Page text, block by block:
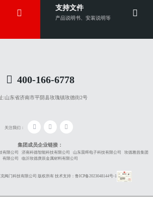
支持文件
产品说明书、安装说明等
400-166-6778
:山东省济南市平阴县玫瑰镇玫德街2号
关注我们：
集团成员企业链接：
有限公司 济南科德智能科技有限公司 山东晨晖电子科技有限公司
玫德雅昌集团
有限公司
临沂玫德庚辰金属材料有限公司
阀门科技有限公司 版权所有 技术支持： 鲁ICP备2023048144号-1